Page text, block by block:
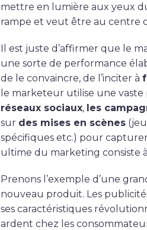
mettre en lumière aux yeux
rampe et veut être au centre
Il est juste d’affirmer que le
une sorte de performance
de le convaincre, de l’inciter à
le marketeur utilise une vaste
réseaux sociaux, les
sur des mises en scènes
spécifiques etc.) pour
ultime du marketing consiste
Prenons l’exemple d’une
nouveau produit. Les
ses caractéristiques
ardent chez les